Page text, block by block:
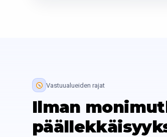
Vastuualueiden rajat
Ilman